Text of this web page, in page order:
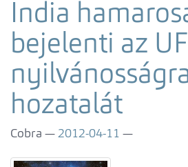
India
bejelenti az
hozatalát
Cobra 2012-04-11